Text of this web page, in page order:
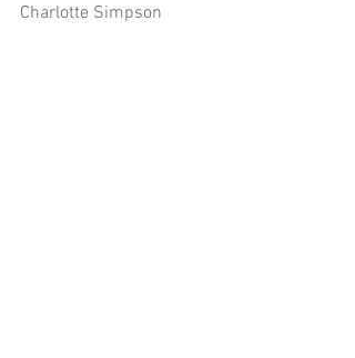
Charlotte Simpson